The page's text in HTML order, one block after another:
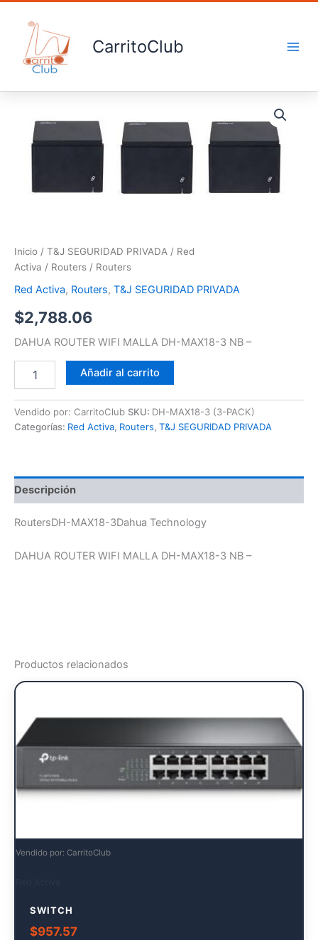
contenido
CarritoClub
Inicio / T&J SEGURIDAD PRIVADA / Red
Activa / Routers / Routers
Red Activa, Routers, T&J SEGURIDAD PRIVADA
$2,788.06
DAHUA ROUTER WIFI MALLA DH-MAX18-3 NB –
Añadir al carrito
Vendido por: CarritoClub SKU: DH-MAX18-3 (3-PACK)
Categorías: Red Activa, Routers, T&J SEGURIDAD PRIVADA
Descripción
RoutersDH-MAX18-3Dahua Technology
DAHUA ROUTER WIFI MALLA DH-MAX18-3 NB –
Productos relacionados
Vendido por: CarritoClub
SWITCH
$957.57